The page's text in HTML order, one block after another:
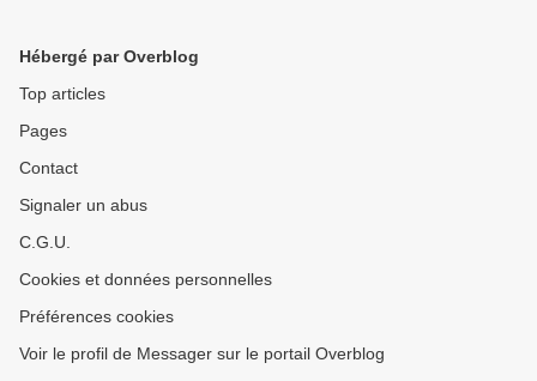
Hébergé par Overblog
Top articles
Pages
Contact
Signaler un abus
C.G.U.
Cookies et données personnelles
Préférences cookies
Voir le profil de Messager sur le portail Overblog